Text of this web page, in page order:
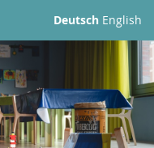
Deutsch English